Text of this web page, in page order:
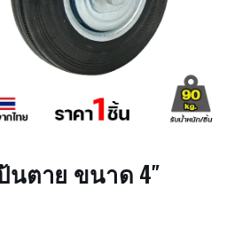
นตาย ขนาด 4″